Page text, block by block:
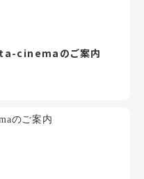
cinemaのご案内